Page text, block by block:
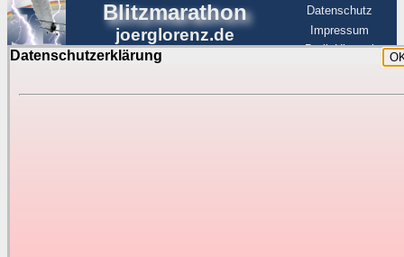
Datenschutzerklärung
Blitzmarathon
joerglorenz.de
Datenschutz
Impressum
BerlinHimmel
Blitzmarathon
Luftfahrt